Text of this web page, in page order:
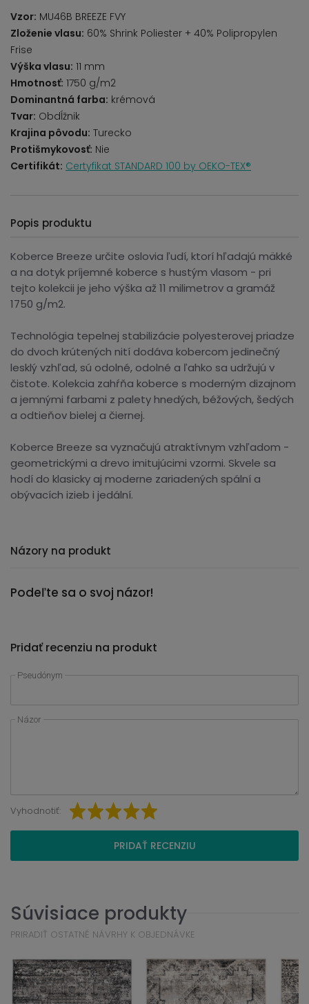
Vzor: MU46B BREEZE FVY
Zloženie vlasu: 60% Shrink Poliester + 40% Polipropylen
Frise
Výška vlasu: 11 mm
Hmotnosť: 1750 g/m2
Dominantná farba: krémová
Tvar: Obdĺžnik
Krajina pôvodu: Turecko
Protišmykovosť: Nie
Certifikát: Certyfikat STANDARD 100 by OEKO-TEX®
Popis produktu
Koberce Breeze určite oslovia ľudí, ktorí hľadajú mäkké
a na dotyk príjemné koberce s hustým vlasom - pri
tejto kolekcii je jeho výška až 11 milimetrov a gramáž
1750 g/m2.
Technológia tepelnej stabilizácie polyesterovej priadze
do dvoch krútených nití dodáva kobercom jedinečný
lesklý vzhľad, sú odolné, odolné a ľahko sa udržujú v
čistote. Kolekcia zahŕňa koberce s moderným dizajnom
a jemnými farbami z palety hnedých, béžových, šedých
a odtieňov bielej a čiernej.
Koberce Breeze sa vyznačujú atraktívnym vzhľadom -
geometrickými a drevo imitujúcimi vzormi. Skvele sa
hodí do klasicky aj moderne zariadených spální a
obývacích izieb i jedální.
Názory na produkt
Podeľte sa o svoj názor!
Pridať recenziu na produkt
Pseudónym
Názor
Vyhodnotiť:
PRIDAŤ RECENZIU
Súvisiace produkty
PRIRADIŤ OSTATNÉ NÁVRHY K OBJEDNÁVKE